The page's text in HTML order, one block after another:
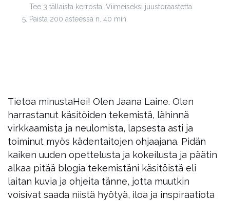
Tee 3 tällaista kerrosta. Viimeiseksi juustoraastetta.
Paista 200 asteessa n. 40 min.
Tietoa minustaHei! Olen Jaana Laine. Olen
harrastanut käsitöiden tekemistä, lähinnä
virkkaamista ja neulomista, lapsesta asti ja
toiminut myös kädentaitojen ohjaajana. Pidän
kaiken uuden opettelusta ja kokeilusta ja päätin
alkaa pitää blogia tekemistäni käsitöistä eli
laitan kuvia ja ohjeita tänne, jotta muutkin
voisivat saada niistä hyötyä, iloa ja inspiraatiota